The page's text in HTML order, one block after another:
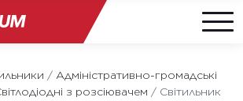
/ Адміністративно-громадські
з розсіювачем / Світильник